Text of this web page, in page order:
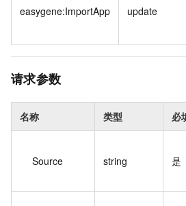
easygene:ImportApp update
请求参数
名称 类型 必
Source string 是